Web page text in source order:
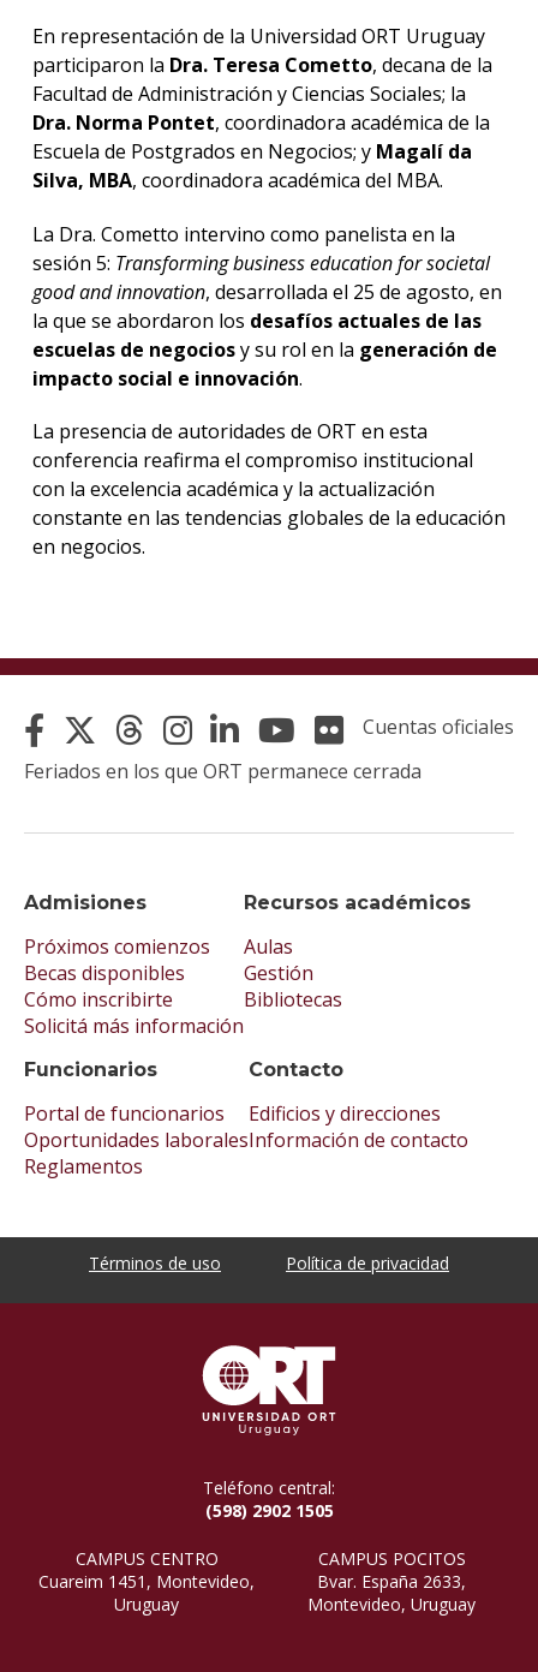
En representación de la Universidad ORT Uruguay
participaron la Dra. Teresa Cometto, decana de la
Facultad de Administración y Ciencias Sociales; la
Dra. Norma Pontet, coordinadora académica de la
Escuela de Postgrados en Negocios; y Magalí da
Silva, MBA, coordinadora académica del MBA.
La Dra. Cometto intervino como panelista en la
sesión 5: Transforming business education for societal
good and innovation, desarrollada el 25 de agosto, en
la que se abordaron los desafíos actuales de las
escuelas de negociosy su rol en la generación de
impacto social e innovación.
La presencia de autoridades de ORT en esta
conferencia reafirma el compromiso institucional
con la excelencia académica y la actualización
constante en las tendencias globales de la educación
en negocios.
Admisiones
Próximos comienzos
Becas disponibles
Cómo inscribirte
Solicitá más información
Recursos académicos
Aulas
Gestión
Bibliotecas
Funcionarios
Portal de funcionarios
Oportunidades laborales
Reglamentos
Contacto
Edificios y direcciones
Información de contacto
Cuentas oficiales
Feriados en los que ORT permanece cerrada
Términos de uso Política de privacidad
Teléfono central:
(598) 2902 1505
CAMPUS CENTRO
Cuareim 1451, Montevideo,
Uruguay
CAMPUS POCITOS
Bvar. España 2633,
Montevideo, Uruguay